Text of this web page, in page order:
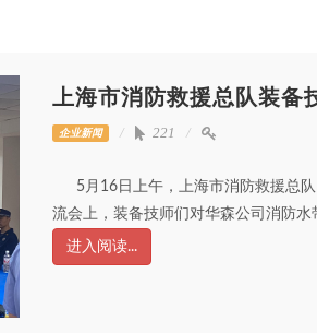
上海市消防救援总队装备
企业新闻 221
5月16日上午，上海市消防救援总
流会上，装备技师们对华森公司消防
进入阅读...